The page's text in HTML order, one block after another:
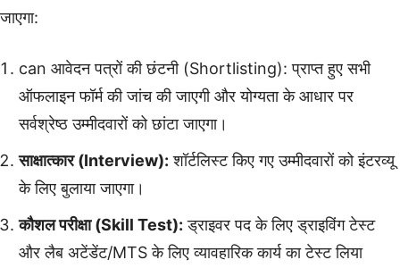
जाएगा:
can आवेदन पत्रों की छंटनी (Shortlisting): प्राप्त हुए सभी
ऑफलाइन फॉर्म की जांच की जाएगी और योग्यता के आधार पर
सर्वश्रेष्ठ उम्मीदवारों को छांटा जाएगा।
साक्षात्कार (Interview): शॉर्टलिस्ट किए गए उम्मीदवारों को इंटरव्यू
के लिए बुलाया जाएगा।
कौशल परीक्षा (Skill Test): ड्राइवर पद के लिए ड्राइविंग टेस्ट
और लैब अटेंडेंट/MTS के लिए व्यावहारिक कार्य का टेस्ट लिया